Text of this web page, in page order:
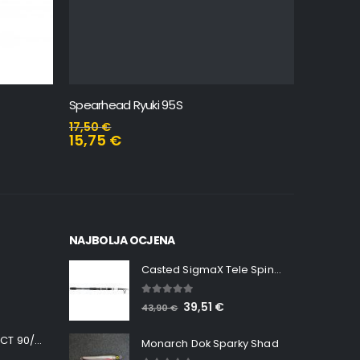
Spearhead Ryuki 95S
17,50€
15,75 €
Minn Kota RT INSTINCT 90/115 WR QUEST
NAJBOLJA OCJENA
Casted SigmaX Tele Spin, 300cm, 40-80gr
out of 5
43,90€ 39,51 €
Monarch Dok Sparky Shad